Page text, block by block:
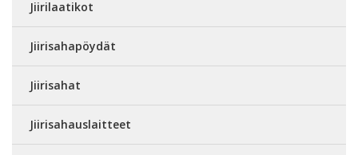
Jiirilaatikot
Jiirisahapöydät
Jiirisahat
Jiirisahauslaitteet